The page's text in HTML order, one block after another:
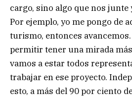
cargo, sino algo que nos junte
Por ejemplo, yo me pongo de
turismo, entonces avancemos.
permitir tener una mirada
vamos a estar todos
trabajar en ese proyecto.
esto, a más del 90 por ciento